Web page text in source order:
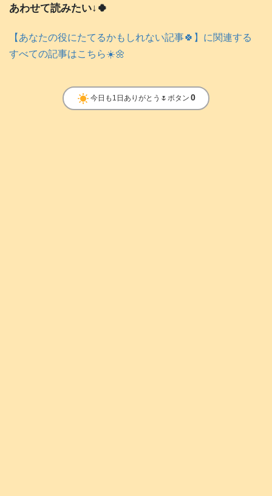
あわせて読みたい↓🍀
【あなたの役にたてるかもしれない記事🍀】に関連する
すべての記事はこちら☀️🌼
clear_day 今日も1日ありがとう🌷ボタン 0